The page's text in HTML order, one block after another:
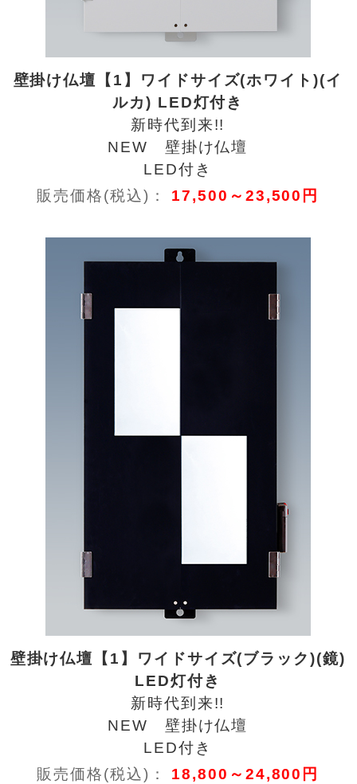
壁掛け仏壇【1】ワイドサイズ(ホワイト)(イ
ルカ) LED灯付き
新時代到来!!
NEW 壁掛け仏壇
LED付き
販売価格(税込)： 17,500～23,500円
壁掛け仏壇【1】ワイドサイズ(ブラック)(鏡)
LED灯付き
新時代到来!!
NEW 壁掛け仏壇
LED付き
販売価格(税込)： 18,800～24,800円